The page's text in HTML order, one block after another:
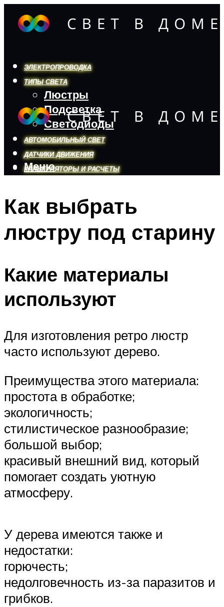
ЭЛЕКТРОПРОВОДКА
ТИПЫ СВЕТА
Люстры
Подсветка
Светодиоды
АВТОМОБИЛЬНЫЙ СВЕТ
ДАТЧИКИ ДВИЖЕНИЯ
КАЛЬКУЛЯТОРЫ И РАСЧЕТЫ
Меню
Меню
Как выбрать
люстру под старину
Какие материалы
используют
Для изготовления ретро люстр
часто используют дерево.
Преимущества этого материала:
простота в обработке;
экологичность;
стилистическое разнообразие;
большой выбор;
красивый внешний вид, который
помогает создать уютную
атмосферу.
У дерева имеются также и
недостатки:
горючесть;
недолговечность из-за паразитов и
грибков.